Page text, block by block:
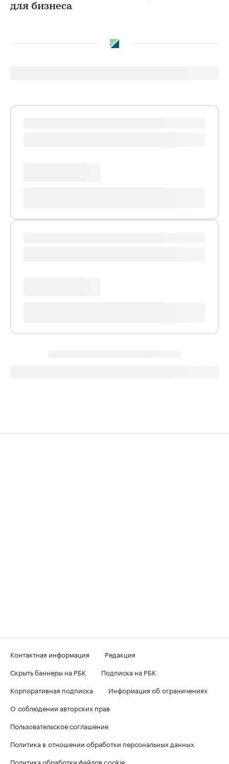
для бизнеса
Контактная информация
Редакция
Скрыть баннеры на РБК
Подписка на РБК
Корпоративная подписка
Информация об ограничениях
О соблюдении авторских прав
Пользовательское соглашение
Политика в отношении обработки персональных данных
Политика обработки файлов cookie